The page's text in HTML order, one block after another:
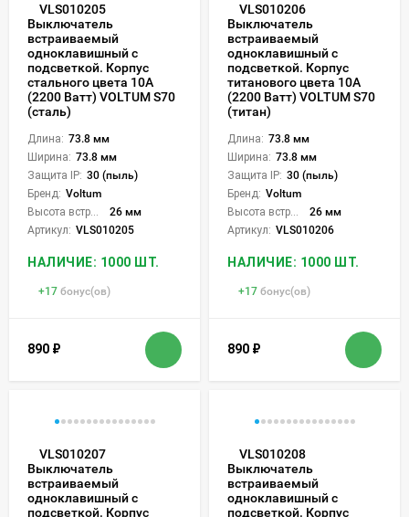
VLS010205
Выключатель
встраиваемый
одноклавишный с
подсветкой. Корпус
стального цвета 10А
(2200 Ватт) VOLTUM S70
(сталь)
Длина: 73.8 мм
Ширина: 73.8 мм
Защита IP: 30 (пыль)
Бренд: Voltum
Высота встройки:
26 мм
Артикул: VLS010205
НАЛИЧИЕ: 1000 ШТ.
+17 бонус(ов)
890 ₽
VLS010206
Выключатель
встраиваемый
одноклавишный с
подсветкой. Корпус
титанового цвета 10А
(2200 Ватт) VOLTUM S70
(титан)
Длина: 73.8 мм
Ширина: 73.8 мм
Защита IP: 30 (пыль)
Бренд: Voltum
Высота встройки:
26 мм
Артикул: VLS010206
НАЛИЧИЕ: 1000 ШТ.
+17 бонус(ов)
890 ₽
VLS010207
Выключатель
встраиваемый
одноклавишный с
подсветкой. Корпус
VLS010208
Выключатель
встраиваемый
одноклавишный с
подсветкой. Корпус